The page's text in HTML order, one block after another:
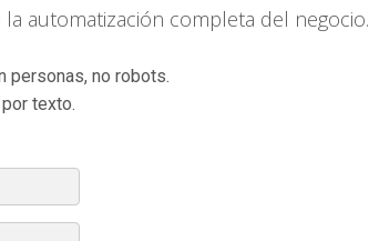
automatización completa del negocio.
personas, no robots.
texto.